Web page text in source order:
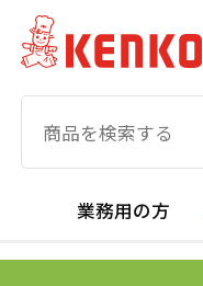
業務用の方